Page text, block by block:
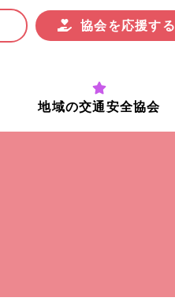
協会を応援する
地域の交通安全協会